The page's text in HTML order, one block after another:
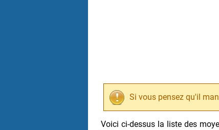
Si vous pensez qu'il
Voici ci-dessus la liste des